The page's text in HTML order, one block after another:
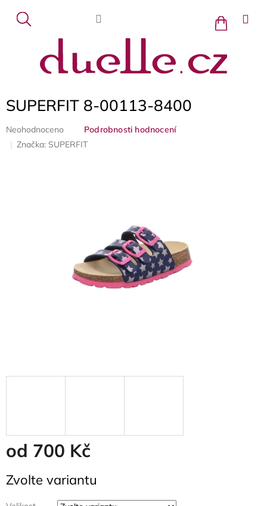
obsah
Nákupní
košík
SUPERFIT 8-00113-8400
Průměrné
produktu
Neohodnoceno
Podrobnosti hodnocení
Značka: SUPERFIT
od 700 Kč
cena:
Zvolte variantu